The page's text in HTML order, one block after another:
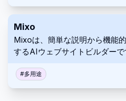
ートなど、どのような文章を
了できます。
Mixo
Mixoは、簡単な説明から機能
するAIウェブサイトビルダー
ントツールなどの機能が含まれ
トフォームにより、アイデア
#多用途